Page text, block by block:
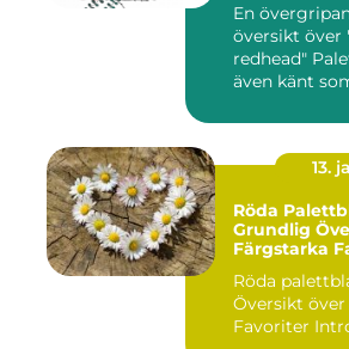
En
översikt över
redhead" Palettblad redhead,
även känt
13.
Röda
Grundlig
Färgstarka
Röda
Översikt